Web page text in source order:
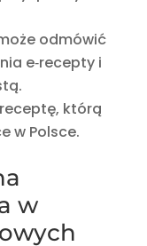
odmówić
e‑recepty i
którą
w Polsce.
w